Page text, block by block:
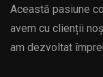
Această pasiune
avem cu clienții
am dezvoltat